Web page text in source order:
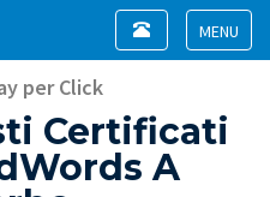
Toggle
Toggle
navigation
per Click
Certificati
A